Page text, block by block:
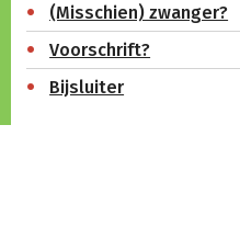
(Misschien) zwanger?
Voorschrift?
Bijsluiter